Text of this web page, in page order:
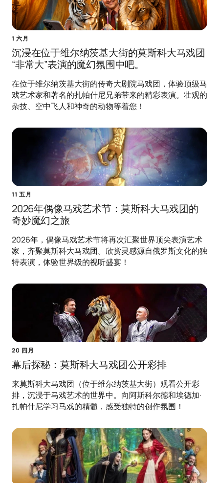
1 六月
沉浸在位于维尔纳茨基大街的莫斯科大马戏团
“非常大”表演的魔幻氛围中吧。
在位于维尔纳茨基大街的传奇大剧院马戏团，体验顶级马
戏艺术家和著名的扎帕什尼兄弟带来的精彩表演。壮观的
杂技、空中飞人和神奇的动物等着您！
11 五月
2026年偶像马戏艺术节：莫斯科大马戏团的
奇妙魔幻之旅
2026年，偶像马戏艺术节将再次汇聚世界顶尖表演艺术
家，齐聚莫斯科大马戏团。欣赏灵感源自俄罗斯文化的独
特表演，体验世界级的视听盛宴！
20 四月
幕后探秘：莫斯科大马戏团公开彩排
来莫斯科大马戏团（位于维尔纳茨基大街）观看公开彩
排，沉浸于马戏艺术的世界中。向阿斯科尔德和埃德加·
扎帕什尼学习马戏的精髓，感受独特的创作氛围！